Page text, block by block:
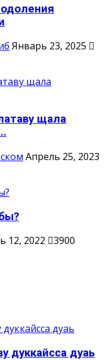
Январь 23, 2025
щала
Апрель 25, 2023
12, 2022
3900
дуккайсса дуаь